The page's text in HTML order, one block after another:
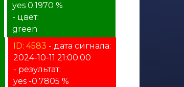
yes 0.1970 %
- цвет:
green
ID: 4583 - дата сигнала:
2024-10-11 21:00:00
- результат:
yes -0.7805 %